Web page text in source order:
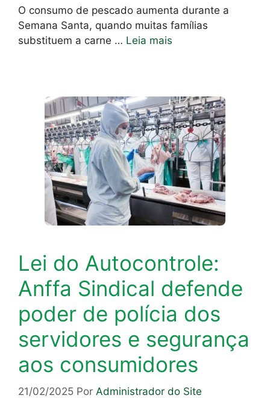
O consumo de pescado aumenta durante a
Semana Santa, quando muitas famílias
substituem a carne … Leia mais
Lei do Autocontrole:
Anffa Sindical defende
poder de polícia dos
servidores e segurança
aos consumidores
21/02/2025 Por Administrador do Site